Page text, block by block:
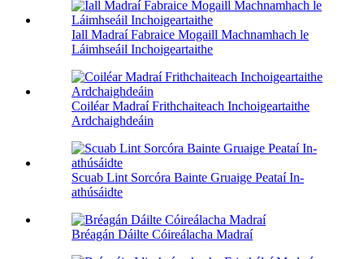
Iall Madraí Fabraice Mogaill Machnamhach le
Láimhseáil Inchoigeartaithe
Coiléar Madraí Frithchaiteach Inchoigeartaithe
Ardchaighdeáin
Scuab Lint Sorcóra Bainte Gruaige Peataí In-
athúsáidte
Bréagán Dáilte Cóireálacha Madraí